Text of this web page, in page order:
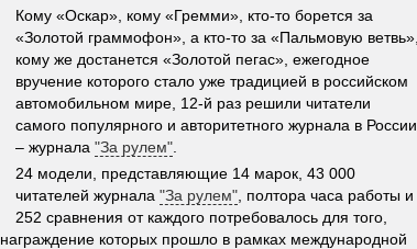
Кому «Оскар», кому «Гремми», кто-то борется за
«Золотой граммофон», а кто-то за «Пальмовую ветвь»,
кому же достанется «Золотой пегас», ежегодное
вручение которого стало уже традицией в российском
автомобильном мире, 12-й раз решили читатели
самого популярного и авторитетного журнала в России
– журнала "За рулем"
24 модели, представляющие 14 марок, 43 000
читателей журнала "За рулем" , полтора часа работы и
252 сравнения от каждого потребовалось для того,
которых прошло в рамках международной